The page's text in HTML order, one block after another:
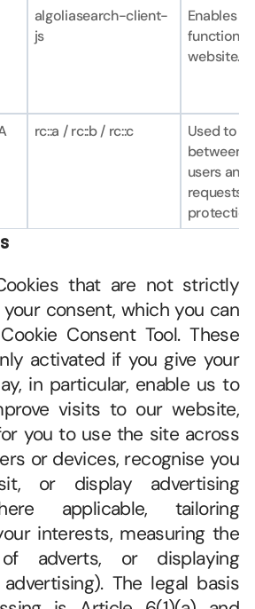
algoliasearch-client-
js
Enables
website.
rc::a / rc::b / rc::c
Used to
between
users
requests
that are not strictly
consent, which you can
Consent Tool. These
activated if you give your
in particular, enable us to
visits to our website,
you to use the site across
or devices, recognise you
or display advertising
applicable, tailoring
interests, measuring the
of adverts, or displaying
The legal basis